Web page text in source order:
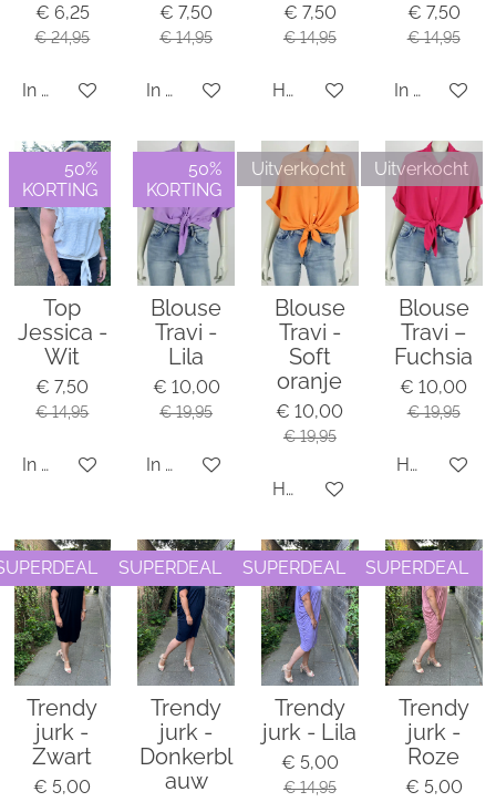
€ 6,25
€ 24,95
In winkelwagen
€ 7,50
€ 14,95
In winkelwagen
€ 7,50
€ 14,95
Houd mij op de hoogte
€ 7,50
€ 14,95
In
50%
KORTING
Top
Jessica -
Wit
€ 7,50
€ 14,95
In winkelwagen
50%
KORTING
Blouse
Travi -
Lila
€ 10,00
€ 19,95
In winkelwagen
Uitverkocht
Blouse
Travi -
Soft
oranje
€ 10,00
€ 19,95
Houd mij op de hoogte
Uitverkocht
Blouse
Travi –
Fuchsia
€ 10,00
€ 19,95
Houd mij
Trendy
jurk -
Zwart
€ 5,00
SUPERDEAL
Trendy
jurk -
Donkerbl
auw
SUPERDEAL
Trendy
jurk - Lila
€ 5,00
€ 14,95
SUPERDEAL
Trendy
jurk -
Roze
€ 5,00